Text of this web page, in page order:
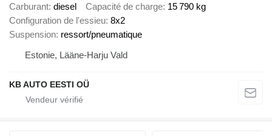
Carburant diesel Capacité de charge 15 790 kg
Configuration de l'essieu 8x2
Suspension ressort/pneumatique
Estonie, Lääne-Harju Vald
KB AUTO EESTI OÜ